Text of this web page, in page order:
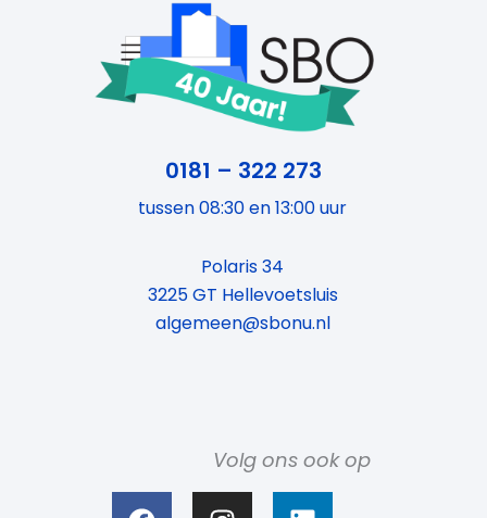
0181 – 322 273
tussen 08:30 en 13:00 uur
Polaris 34
3225 GT Hellevoetsluis
algemeen@sbonu.nl
Volg ons ook op
F I L